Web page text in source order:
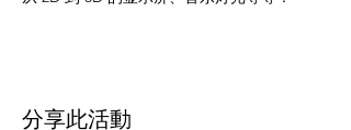
分享此活動